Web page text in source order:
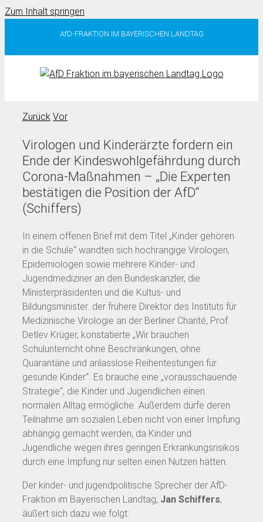
Zum Inhalt springen
AfD-FRAKTION IM BAYERISCHEN LANDTAG
Zurück Vor
Virologen und Kinderärzte fordern ein
Ende der Kindeswohlgefährdung durch
Corona-Maßnahmen – „Die Experten
bestätigen die Position der AfD“
(Schiffers)
In einem offenen Brief mit dem Titel „Kinder gehören
in die Schule“ wandten sich hochrangige Virologen,
Epidemiologen sowie mehrere Kinder- und
Jugendmediziner an den Bundeskanzler, die
Ministerpräsidenten und die Kultus- und
Bildungsminister. der frühere Direktor des Instituts für
Medizinische Virologie an der Berliner Charité, Prof.
Detlev Krüger, konstatierte „Wir brauchen
Schulunterricht ohne Beschränkungen, ohne
Quarantäne und anlasslose Reihentestungen für
gesunde Kinder“. Es brauche eine „vorausschauende
Strategie“, die Kinder und Jugendlichen einen
normalen Alltag ermögliche. Außerdem dürfe deren
Teilnahme am sozialen Leben nicht von einer Impfung
abhängig gemacht werden, da Kinder und
Jugendliche wegen ihres geringen Erkrankungsrisikos
durch eine Impfung nur selten einen Nutzen hätten.
Der kinder- und jugendpolitische Sprecher der AfD-
Fraktion im Bayerischen Landtag, Jan Schiffers,
äußert sich dazu wie folgt: